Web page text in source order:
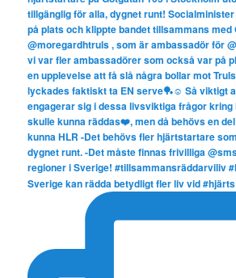
Sverige kan rädda betydligt fler liv vid #hjärts